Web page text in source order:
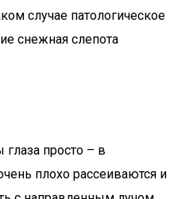
случае патологическое
снежная слепота
просто – в
плохо рассеиваются и